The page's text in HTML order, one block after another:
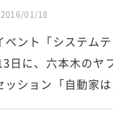
2016/01/18
ント「システム
日に、六本木のヤ
ッション「自動家